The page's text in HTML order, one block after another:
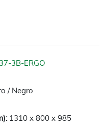
3B-ERGO
/ Negro
1310 x 800 x 985